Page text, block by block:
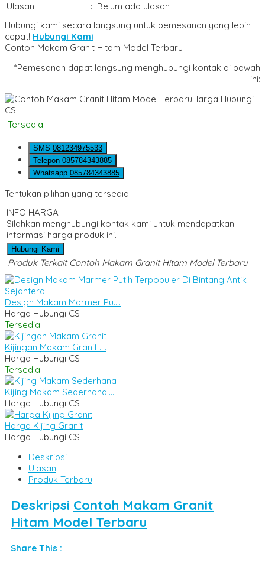
Ulasan
: Belum ada ulasan
Hubungi kami secara langsung untuk pemesanan yang lebih
cepat! Hubungi Kami
Contoh Makam Granit Hitam Model Terbaru
*Pemesanan dapat langsung menghubungi kontak di bawah
ini:
Harga Hubungi
CS
Tersedia
SMS 081234975533
Telepon 085784343885
Whatsapp 085784343885
Tentukan pilihan yang tersedia!
INFO HARGA
Silahkan menghubungi kontak kami untuk mendapatkan
informasi harga produk ini.
Hubungi Kami
Produk Terkait Contoh Makam Granit Hitam Model Terbaru
Design Makam Marmer Pu....
Harga Hubungi CS
Tersedia
Kijingan Makam Granit ....
Harga Hubungi CS
Tersedia
Kijing Makam Sederhana....
Harga Hubungi CS
Harga Kijing Granit
Harga Hubungi CS
Deskripsi
Ulasan
Produk Terbaru
Deskripsi Contoh Makam Granit
Hitam Model Terbaru
Share This :